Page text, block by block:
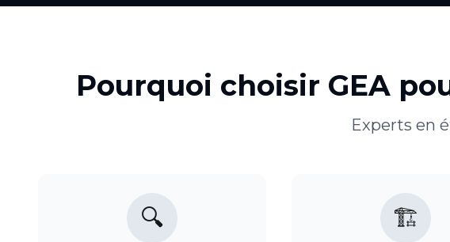
Pourquoi choisir GEA
Experts en
🔍 🏗️